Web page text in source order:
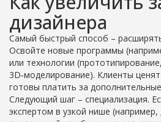
дизайнера
Самый быстрый способ –
Освойте новые программы
или технологии
3D‑моделирование). Клиенты
готовы платить за
Следующий шаг – специализация.
экспертом в узкой нише